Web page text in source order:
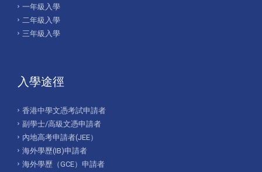
一年級入學
二年級入學
三年級入學
入學途徑
香港中學文憑考試申請者
副學士/高級文憑申請者
內地高考申請者(JEE）
海外學歷(IB)申請者
海外學歷（GCE）申請者